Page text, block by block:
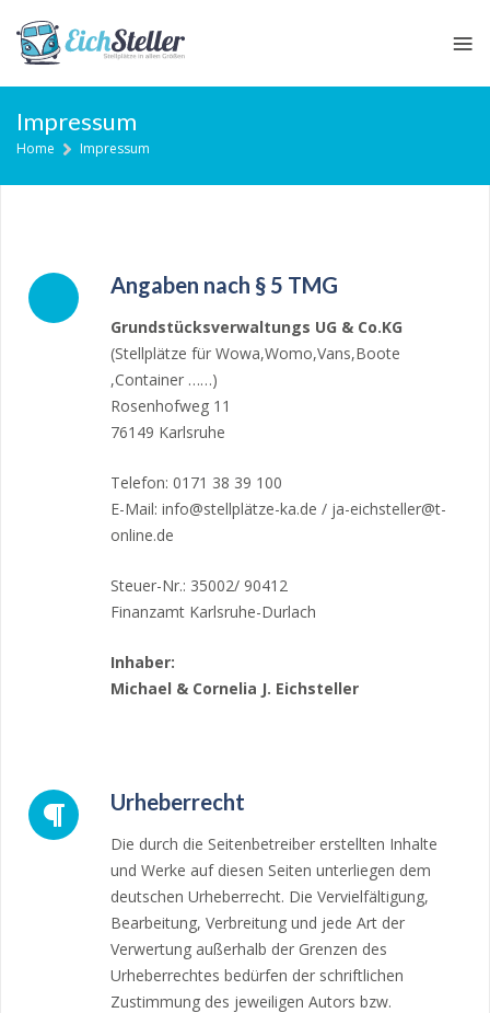
≡
content
Impressum
Home Impressum
Angaben nach § 5 TMG
Grundstücksverwaltungs UG & Co.KG
(Stellplätze für Wowa,Womo,Vans,Boote
,Container ……)
Rosenhofweg 11
76149 Karlsruhe
Telefon: 0171 38 39 100
E-Mail: info@stellplätze-ka.de / ja-eichsteller@t-
online.de
Steuer-Nr.: 35002/ 90412
Finanzamt Karlsruhe-Durlach
Inhaber:
Michael & Cornelia J. Eichsteller
Urheberrecht
Die durch die Seitenbetreiber erstellten Inhalte
und Werke auf diesen Seiten unterliegen dem
deutschen Urheberrecht. Die Vervielfältigung,
Bearbeitung, Verbreitung und jede Art der
Verwertung außerhalb der Grenzen des
Urheberrechtes bedürfen der schriftlichen
Zustimmung des jeweiligen Autors bzw.